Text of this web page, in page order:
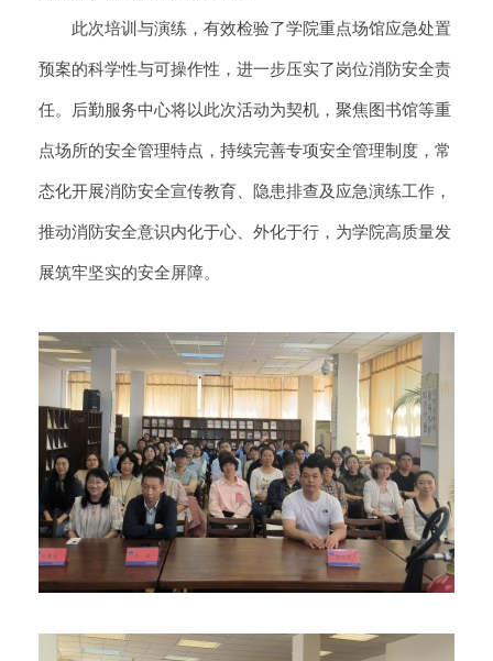
此次培训与演练，有效检验了学院重点场馆应急处置
预案的科学性与可操作性，进一步压实了岗位消防安全责
任。后勤服务中心将以此次活动为契机，聚焦图书馆等重
点场所的安全管理特点，持续完善专项安全管理制度，常
态化开展消防安全宣传教育、隐患排查及应急演练工作，
推动消防安全意识内化于心、外化于行，为学院高质量发
展筑牢坚实的安全屏障。